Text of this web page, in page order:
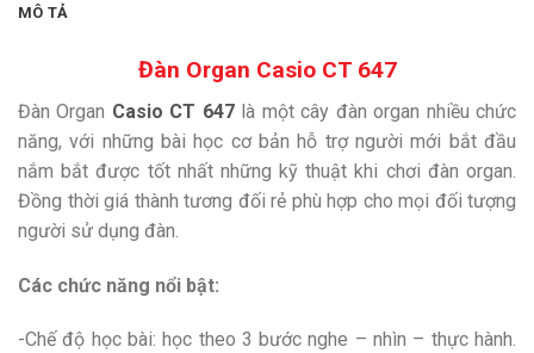
MÔ TẢ
Đàn Organ Casio CT 647
Đàn Organ Casio CT 647là một cây đàn organ nhiều chức
năng, với những bài học cơ bản hỗ trợ người mới bắt đầu
nắm bắt được tốt nhất những kỹ thuật khi chơi đàn organ.
Đồng thời giá thành tương đối rẻ phù hợp cho mọi đối tượng
người sử dụng đàn.
Các chức năng nổi bật:
-Chế độ học bài: học theo 3 bước nghe – nhìn – thực hành.